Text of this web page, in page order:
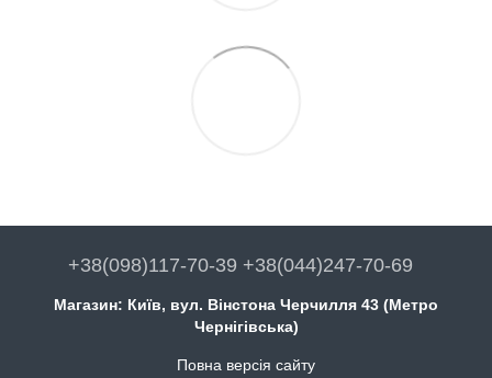
+38(098)117-70-39 +38(044)247-70-69
Магазин: Київ, вул. Вінстона Черчилля 43 (Метро
Чернігівська)
Повна версія сайту